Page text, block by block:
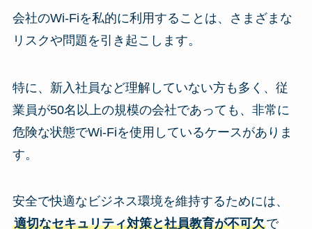
会社のWi-Fiを私的に利用することは、さまざまな
リスクや問題を引き起こします。
特に、新入社員など理解していない方も多く、従
業員が50名以上の規模の会社であっても、非常に
危険な状態でWi-Fiを使用しているケースがありま
す。
安全で快適なビジネス環境を維持するためには、
適切なセキュリティ対策と社員教育が不可欠で